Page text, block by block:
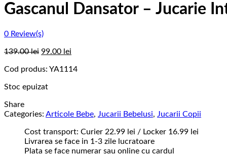
Gascanul Dansator – Jucarie
0 Review(s)
139.00lei 99.00 lei
Cod produs: YA1114
Stoc epuizat
Share
Categories: Articole Bebe, Jucarii Bebelusi, Jucarii Copii
Cost transport: Curier 22.99 lei / Locker 16.99 lei
Livrarea se face in 1-3 zile lucratoare
Plata se face numerar sau online cu cardul